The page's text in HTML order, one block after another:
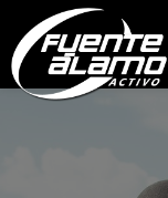
Notice: Undefined offset:
/var/www/clients/
facebook-like-box/